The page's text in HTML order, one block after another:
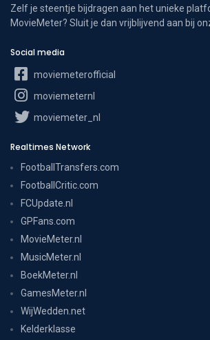
Zelf je steentje bijdragen aan het unieke
MovieMeter? Sluit je dan vrijblijvend aan bij
Social media
moviemeterofficial
moviemeternl
moviemeter_nl
Realtimes Network
FootballTransfers.com
FootballCritic.com
FCUpdate.nl
GPFans.com
MovieMeter.nl
MusicMeter.nl
BoekMeter.nl
GamesMeter.nl
WijWedden.net
Kelderklasse